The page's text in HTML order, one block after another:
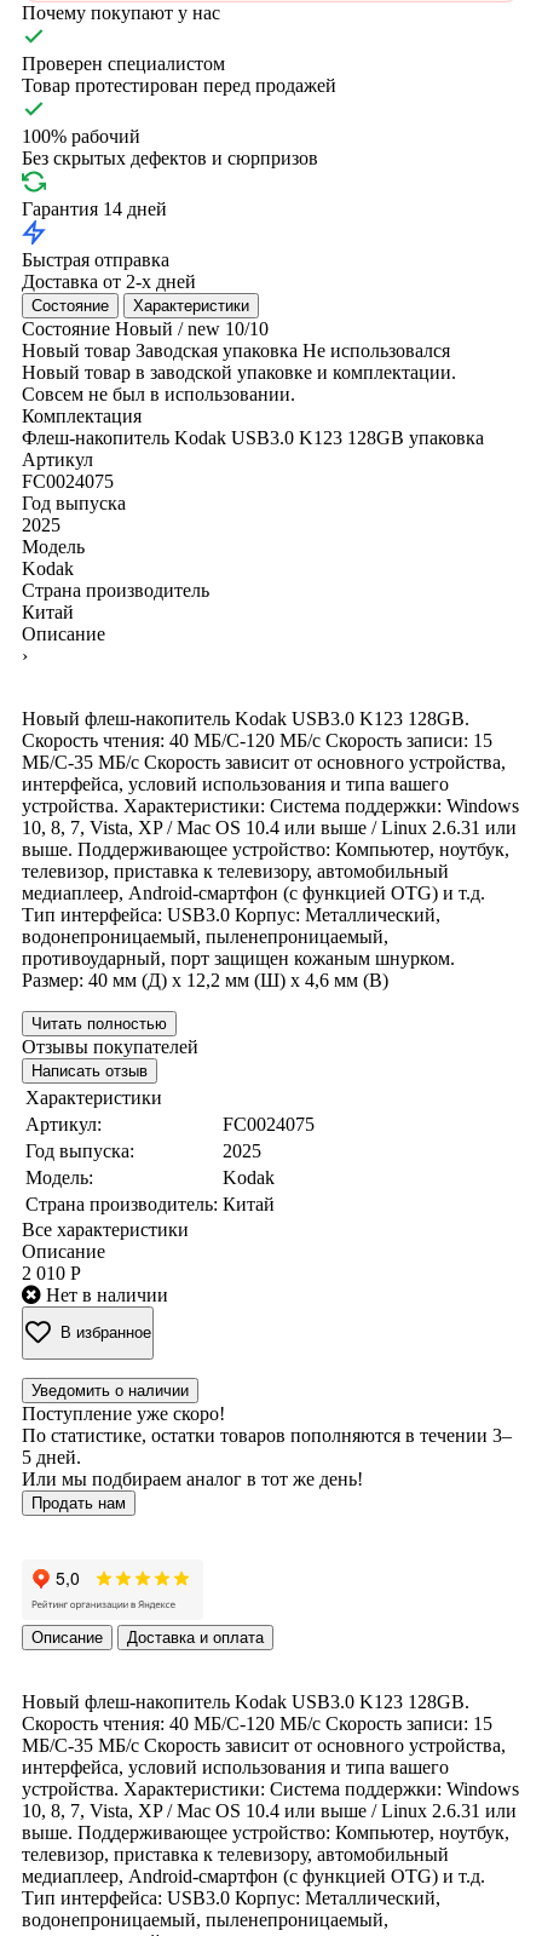
Почему покупают у нас
Проверен специалистом
Товар протестирован перед продажей
100% рабочий
Без скрытых дефектов и сюрпризов
Гарантия 14 дней
Быстрая отправка
Доставка от 2-х дней
Состояние Характеристики
Состояние Новый / new 10/10
Новый товар Заводская упаковка Не использовался
Новый товар в заводской упаковке и комплектации.
Совсем не был в использовании.
Комплектация
Флеш-накопитель Kodak USB3.0 K123 128GB упаковка
Артикул
FC0024075
Год выпуска
2025
Модель
Kodak
Страна производитель
Китай
Описание
›
Новый флеш-накопитель Kodak USB3.0 K123 128GB.
Скорость чтения: 40 МБ/С-120 МБ/с Скорость записи: 15
МБ/С-35 МБ/с Скорость зависит от основного устройства,
интерфейса, условий использования и типа вашего
устройства. Характеристики: Система поддержки: Windows
10, 8, 7, Vista, XP / Mac OS 10.4 или выше / Linux 2.6.31 или
выше. Поддерживающее устройство: Компьютер, ноутбук,
телевизор, приставка к телевизору, автомобильный
медиаплеер, Android-смартфон (с функцией OTG) и т.д.
Тип интерфейса: USB3.0 Корпус: Металлический,
водонепроницаемый, пыленепроницаемый,
противоударный, порт защищен кожаным шнурком.
Размер: 40 мм (Д) х 12,2 мм (Ш) х 4,6 мм (В)
Читать полностью
Отзывы покупателей
Написать отзыв
Характеристики
Артикул:
FC0024075
Год выпуска:
2025
Модель:
Kodak
Страна производитель: Китай
Все характеристики
Описание
2 010 Р
Нет в наличии
В избранное
Уведомить о наличии
Поступление уже скоро!
По статистике, остатки товаров пополняются в течении 3–
5 дней.
Или мы подбираем аналог в тот же день!
Продать нам
Описание Доставка и оплата
Новый флеш-накопитель Kodak USB3.0 K123 128GB.
Скорость чтения: 40 МБ/С-120 МБ/с Скорость записи: 15
МБ/С-35 МБ/с Скорость зависит от основного устройства,
интерфейса, условий использования и типа вашего
устройства. Характеристики: Система поддержки: Windows
10, 8, 7, Vista, XP / Mac OS 10.4 или выше / Linux 2.6.31 или
выше. Поддерживающее устройство: Компьютер, ноутбук,
телевизор, приставка к телевизору, автомобильный
медиаплеер, Android-смартфон (с функцией OTG) и т.д.
Тип интерфейса: USB3.0 Корпус: Металлический,
водонепроницаемый, пыленепроницаемый,